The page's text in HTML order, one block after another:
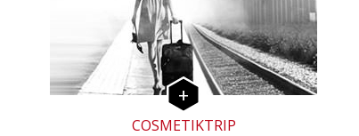
COSMETIKTRIP